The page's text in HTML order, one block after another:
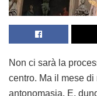
Non ci sarà la
centro. Ma il mese
antonomasia. E,